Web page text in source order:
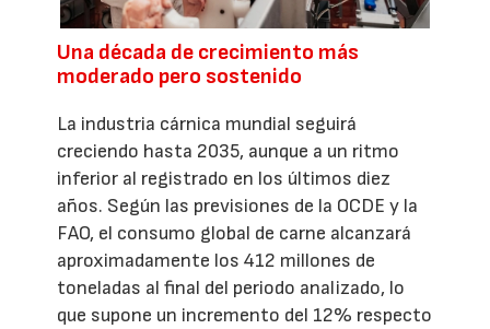
Una década de crecimiento más
moderado pero sostenido
La industria cárnica mundial seguirá
creciendo hasta 2035, aunque a un ritmo
inferior al registrado en los últimos diez
años. Según las previsiones de la OCDE y la
FAO, el consumo global de carne alcanzará
aproximadamente los 412 millones de
toneladas al final del periodo analizado, lo
que supone un incremento del 12% respecto